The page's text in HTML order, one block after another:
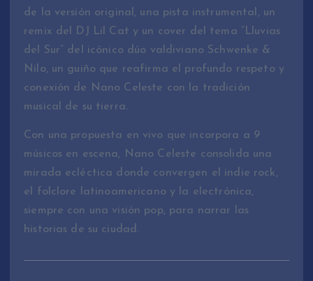
de la versión original, una pista instrumental, un
remix del DJ Lil Cat y un cover del tema “Lluvias
del Sur” del icónico dúo valdiviano Schwenke &
Nilo, un guiño que reafirma el profundo respeto y
conexión de Nano Celeste con la tradición
musical de su tierra.
Con una propuesta en vivo que incorpora a 9
músicos en escena, Nano Celeste consolida una
mirada ecléctica donde convergen el indie rock,
el folclore latinoamericano y la electrónica,
siempre con una visión pop, para narrar las
historias de su ciudad.